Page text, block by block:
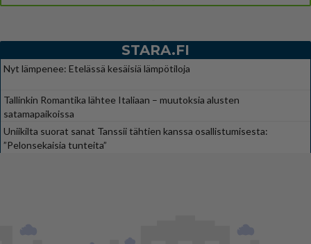
STARA.FI
Nyt lämpenee: Etelässä kesäisiä lämpötiloja
Tallinkin Romantika lähtee Italiaan – muutoksia alusten
satamapaikoissa
Uniikilta suorat sanat Tanssii tähtien kanssa osallistumisesta:
”Pelonsekaisia tunteita”